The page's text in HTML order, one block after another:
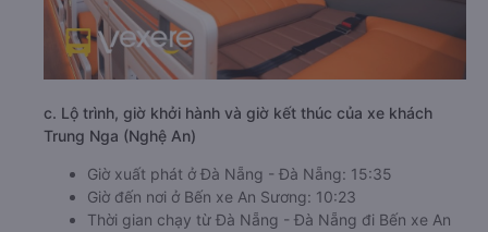
c. Lộ trình, giờ khởi hành và giờ kết thúc của xe khách
Trung Nga (Nghệ An)
Giờ xuất phát ở Đà Nẵng - Đà Nẵng: 15:35
Giờ đến nơi ở Bến xe An Sương: 10:23
Thời gian chạy từ Đà Nẵng - Đà Nẵng đi Bến xe An